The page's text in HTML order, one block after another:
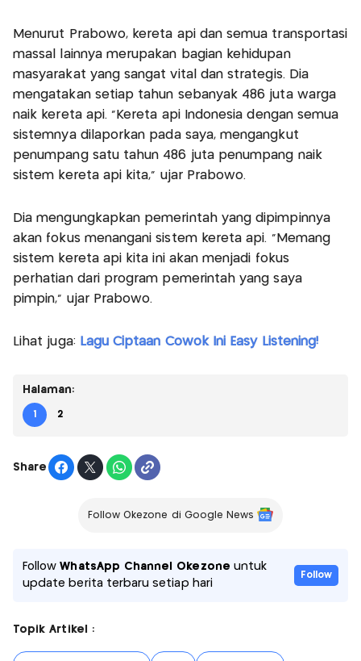
Menurut Prabowo, kereta api dan semua transportasi
massal lainnya merupakan bagian kehidupan
masyarakat yang sangat vital dan strategis. Dia
mengatakan setiap tahun sebanyak 486 juta warga
naik kereta api. "Kereta api Indonesia dengan semua
sistemnya dilaporkan pada saya, mengangkut
penumpang satu tahun 486 juta penumpang naik
sistem kereta api kita," ujar Prabowo.
Dia mengungkapkan pemerintah yang dipimpinnya
akan fokus menangani sistem kereta api. "Memang
sistem kereta api kita ini akan menjadi fokus
perhatian dari program pemerintah yang saya
pimpin," ujar Prabowo.
Lihat juga: Lagu Ciptaan Cowok Ini Easy Listening!
Halaman:
1 2
Share
Follow Okezone di Google News
FollowWhatsApp Channel Okezone untuk
update berita terbaru setiap hari
Follow
Topik Artikel :